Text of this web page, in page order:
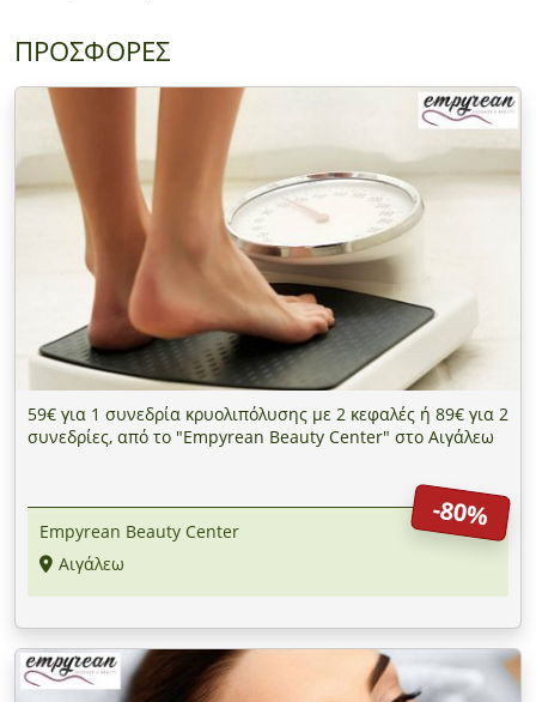
ΠΡΟΣΦΟΡΕΣ
59€ για 1 συνεδρία κρυολιπόλυσης με 2 κεφαλές ή 89€ για 2
συνεδρίες, από το "Empyrean Beauty Center" στο Αιγάλεω
-80%
Empyrean Beauty Center
Αιγάλεω